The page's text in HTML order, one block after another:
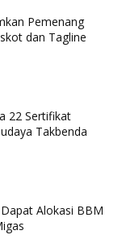
Pemenang
dan Tagline
22 Sertifikat
Takbenda
Alokasi BBM